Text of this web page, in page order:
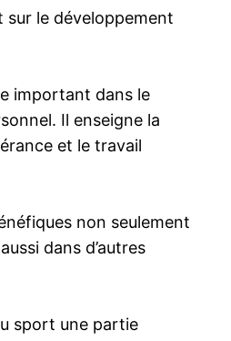
sur le développement
important dans le
Il enseigne la
et le travail
non seulement
dans d’autres
sport une partie